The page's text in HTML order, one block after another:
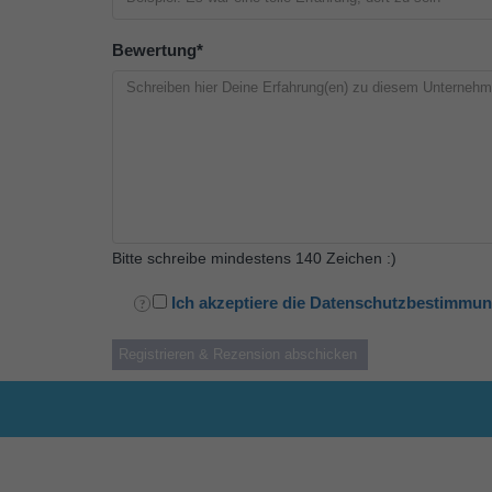
Bewertung*
Bitte schreibe mindestens 140 Zeichen :)
Ich akzeptiere die